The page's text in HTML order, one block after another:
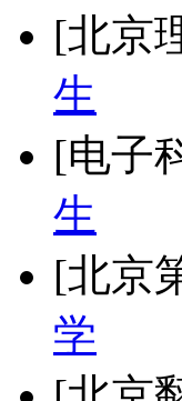
[北京
生
[电子
生
[北京
学